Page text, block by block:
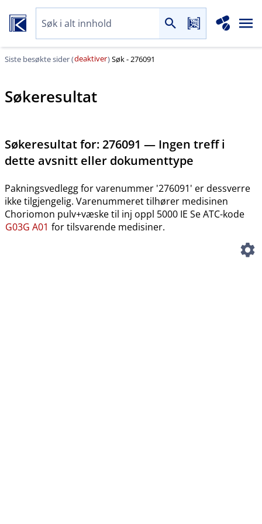
Siste besøkte sider (deaktiver)Søk - 276091
Søkeresultat
Søkeresultat for:276091 — Ingen treff i
dette avsnitt eller dokumenttype
Pakningsvedlegg for varenummer '276091' er dessverre
ikke tilgjengelig. Varenummeret tilhører medisinen
Choriomon pulv+væske til inj oppl 5000 IE Se ATC-kode
G03G A01 for tilsvarende medisiner.